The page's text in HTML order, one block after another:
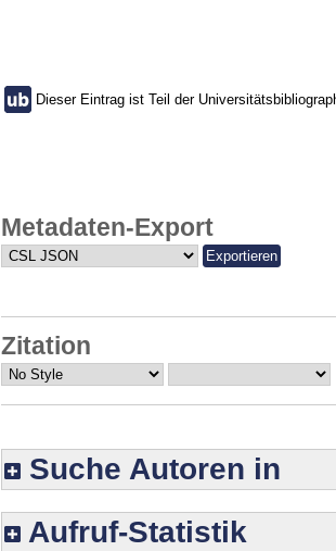
Dieser Eintrag ist Teil der
Metadaten-Export
Zitation
Suche Autoren in
Aufruf-Statistik